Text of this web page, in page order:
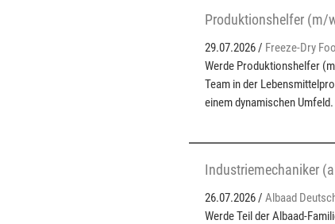
Produktionshelfer (m/
29.07.2026 / Freeze-Dry
Werde Produktionshelfer
Team in der
einem dynamischen Umfeld.
Industriemechaniker
26.07.2026 / Albaad
Werde Teil der Albaad-